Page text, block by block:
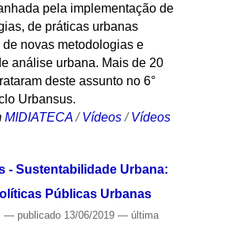
pela implementação de
de práticas urbanas
novas metodologias e
análise urbana. Mais de 20
deste assunto no 6°
Urbansus.
MIDIATECA /Vídeos /Vídeos
- Sustentabilidade Urbana:
Públicas Urbanas
— publicado13/06/2019 — última